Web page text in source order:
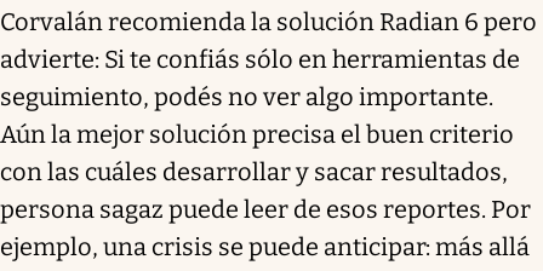
Corvalán recomienda la solución Radian 6 pero
advierte: Si te confiás sólo en herramientas de
seguimiento, podés no ver algo importante.
Aún la mejor solución precisa el buen criterio
con las cuáles desarrollar y sacar resultados,
persona sagaz puede leer de esos reportes. Por
ejemplo, una crisis se puede anticipar: más allá